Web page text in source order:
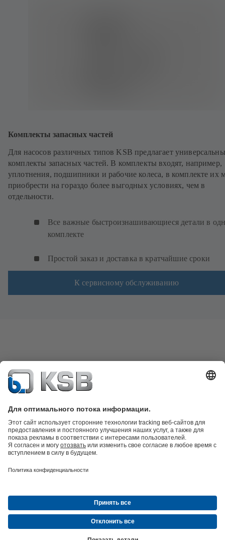
Комплекты запасных частей
Для насосов различных типов KSB предлагает
комплекты запасных частей. В комплекты входят, например,
уплотнения, подшипники и рабочие колеса, в комплекте их
приобрести на гораздо более выгодных условиях, чем в
отдельности.
Все важные быстроизнашивающиеся детали в
комплекте
Простой заказ и доставка в кратчайшие сроки
К сервисному обслуживанию
Техника очистки сточных водГидротехника
техникаИнженерное обеспечение зданийЭнергетика
Новости и событияПресс-релизы